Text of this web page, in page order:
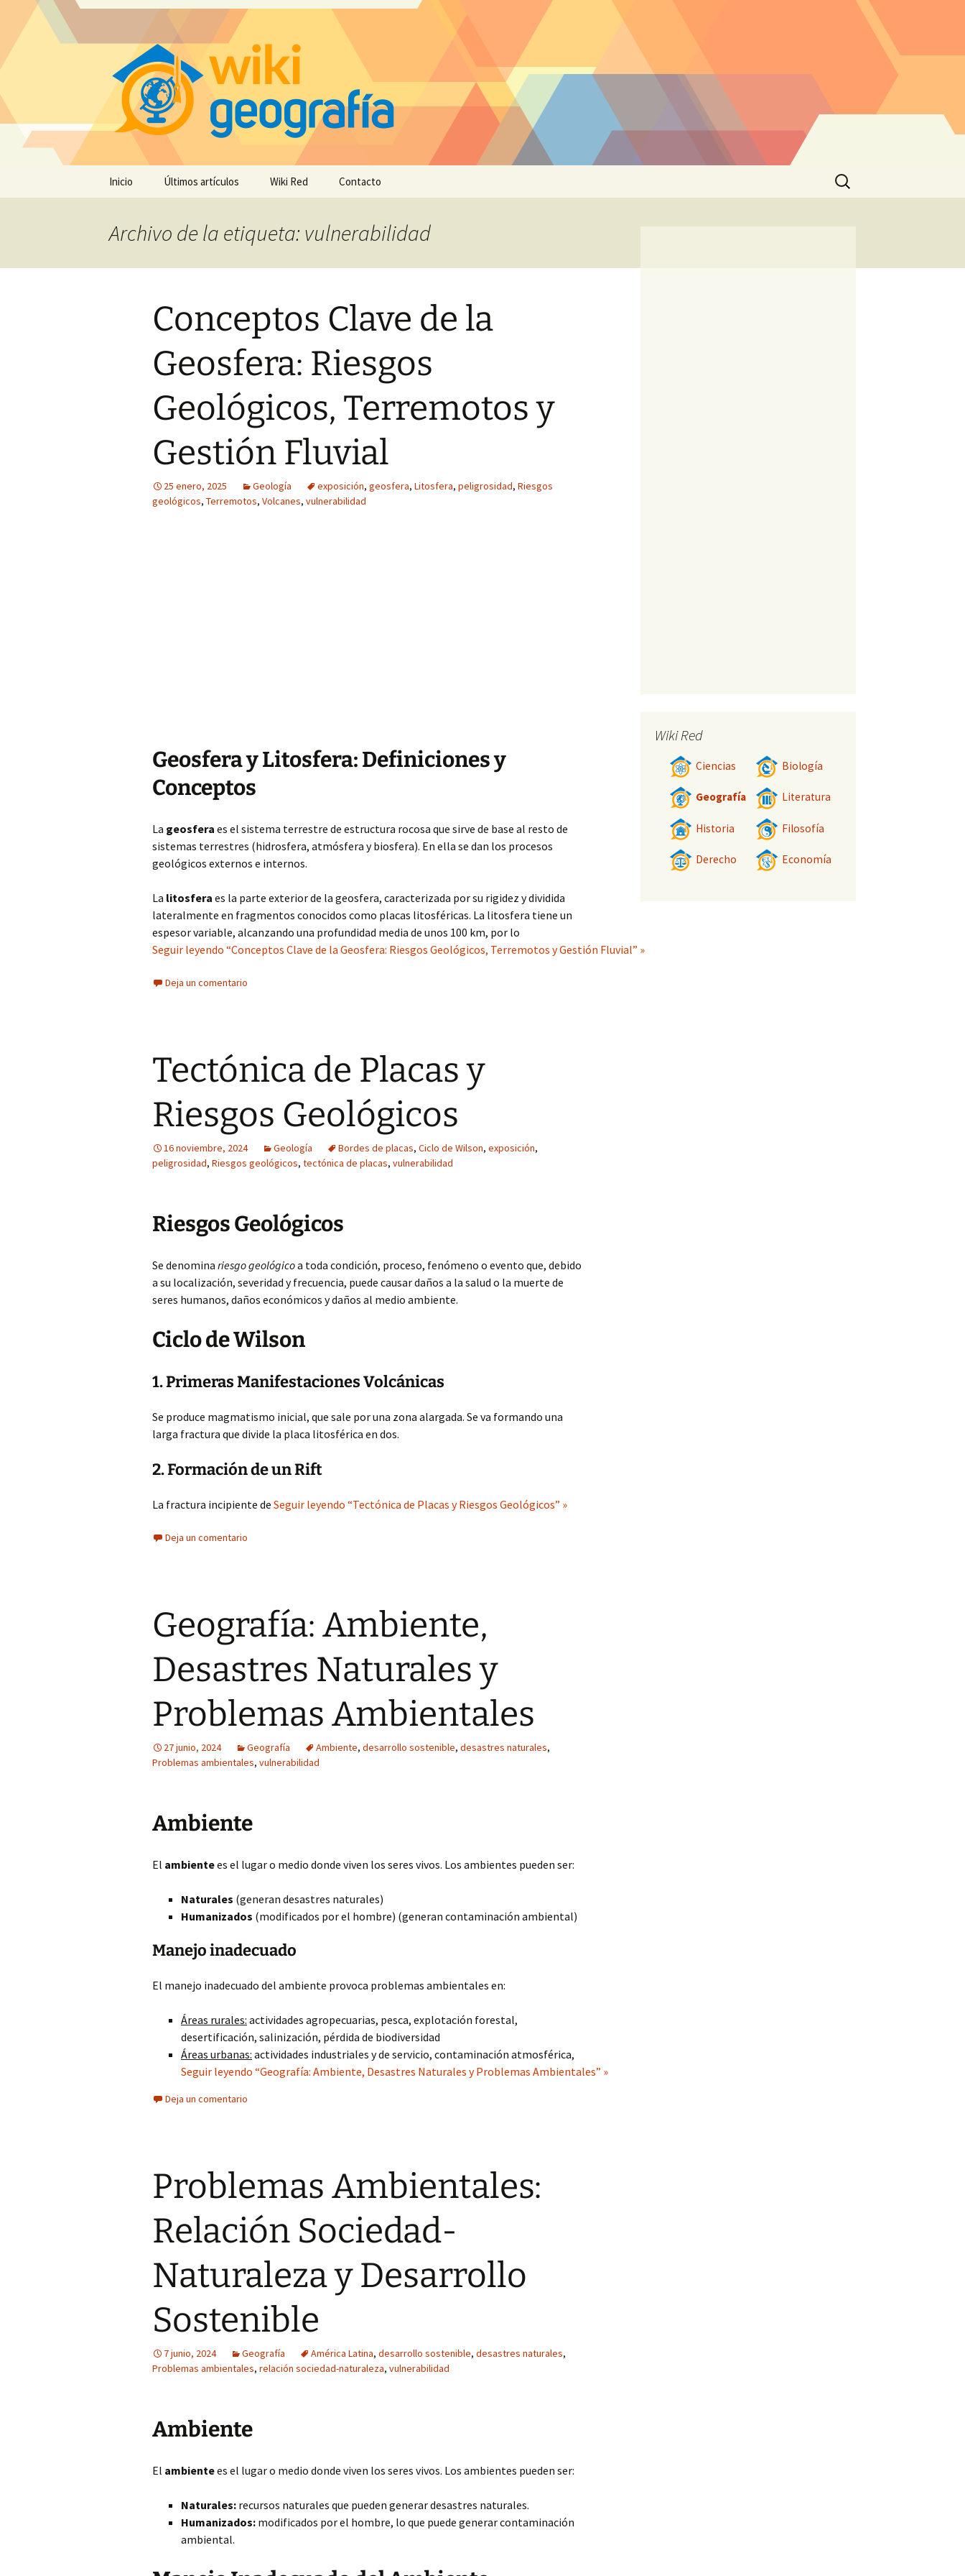
Inicio Últimos artículos Wiki Red Contacto
Buscar:
Archivo de la etiqueta: vulnerabilidad
Conceptos Clave de la
Geosfera: Riesgos
Geológicos, Terremotos y
Gestión Fluvial
25 enero, 2025 Geología exposición, geosfera, Litosfera, peligrosidad, Riesgos
geológicos, Terremotos, Volcanes, vulnerabilidad
Geosfera y Litosfera: Definiciones y
Conceptos
La geosfera es el sistema terrestre de estructura rocosa que sirve de base al resto de
sistemas terrestres (hidrosfera, atmósfera y biosfera). En ella se dan los procesos
geológicos externos e internos.
La litosfera es la parte exterior de la geosfera, caracterizada por su rigidez y dividida
lateralmente en fragmentos conocidos como placas litosféricas. La litosfera tiene un
espesor variable, alcanzando una profundidad media de unos 100 km, por lo
Seguir leyendo “Conceptos Clave de la Geosfera: Riesgos Geológicos, Terremotos y Gestión Fluvial” »
Deja un comentario
Tectónica de Placas y
Riesgos Geológicos
16 noviembre, 2024 Geología Bordes de placas, Ciclo de Wilson, exposición,
peligrosidad, Riesgos geológicos, tectónica de placas, vulnerabilidad
Riesgos Geológicos
Se denomina riesgo geológicoa toda condición, proceso, fenómeno o evento que, debido
a su localización, severidad y frecuencia, puede causar daños a la salud o la muerte de
seres humanos, daños económicos y daños al medio ambiente.
Ciclo de Wilson
1. Primeras Manifestaciones Volcánicas
Se produce magmatismo inicial, que sale por una zona alargada. Se va formando una
larga fractura que divide la placa litosférica en dos.
2. Formación de un Rift
La fractura incipiente de Seguir leyendo “Tectónica de Placas y Riesgos Geológicos” »
Deja un comentario
Geografía: Ambiente,
Desastres Naturales y
Problemas Ambientales
27 junio, 2024 Geografía Ambiente, desarrollo sostenible, desastres naturales,
Problemas ambientales, vulnerabilidad
Ambiente
El ambientees el lugar o medio donde viven los seres vivos. Los ambientes pueden ser:
Naturales (generan desastres naturales)
Humanizados (modificados por el hombre) (generan contaminación ambiental)
Manejo inadecuado
El manejo inadecuado del ambiente provoca problemas ambientales en:
Áreas rurales: actividades agropecuarias, pesca, explotación forestal,
desertificación, salinización, pérdida de biodiversidad
Áreas urbanas: actividades industriales y de servicio, contaminación atmosférica,
Seguir leyendo “Geografía: Ambiente, Desastres Naturales y Problemas Ambientales” »
Deja un comentario
Problemas Ambientales:
Relación Sociedad-
Naturaleza y Desarrollo
Sostenible
7 junio, 2024 Geografía América Latina, desarrollo sostenible, desastres naturales,
Problemas ambientales, relación sociedad-naturaleza, vulnerabilidad
Ambiente
El ambientees el lugar o medio donde viven los seres vivos. Los ambientes pueden ser:
Naturales: recursos naturales que pueden generar desastres naturales.
Humanizados: modificados por el hombre, lo que puede generar contaminación
ambiental.
Wiki Red
Ciencias Biología
Geografía Literatura
Historia Filosofía
Derecho Economía